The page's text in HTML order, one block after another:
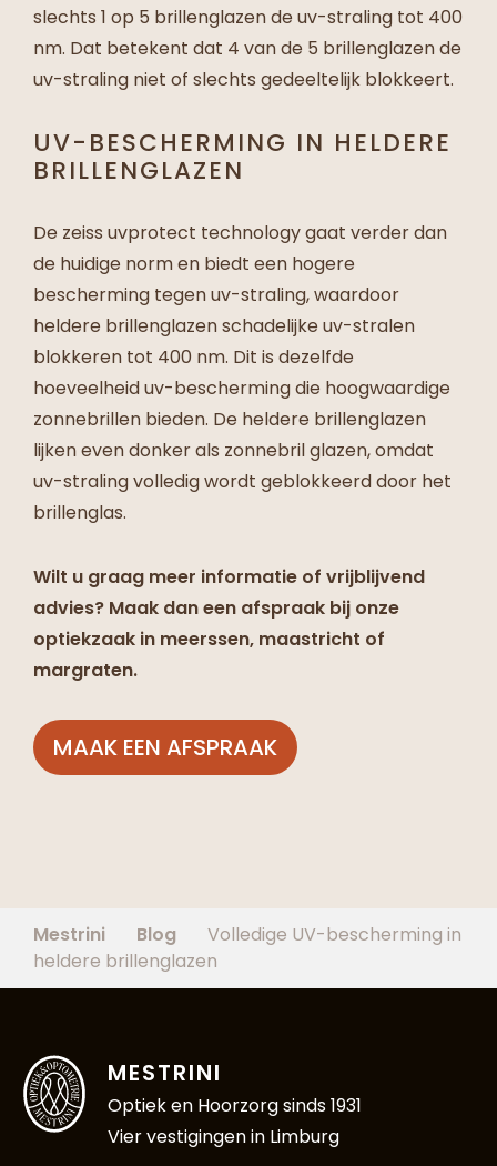
slechts 1 op 5 brillenglazen de uv-straling tot 400
nm. Dat betekent dat 4 van de 5 brillenglazen de
uv-straling niet of slechts gedeeltelijk blokkeert.
UV-BESCHERMING IN HELDERE
BRILLENGLAZEN
De zeiss uvprotect technologygaat verder dan
de huidige norm en biedt een hogere
bescherming tegen uv-straling, waardoor
heldere brillenglazen schadelijke uv-stralen
blokkeren tot 400 nm. Dit is dezelfde
hoeveelheid uv-bescherming die hoogwaardige
zonnebrillen bieden. De heldere brillenglazen
lijken even donker als zonnebril glazen, omdat
uv-straling volledig wordt geblokkeerd door het
brillenglas.
Wilt u graag meer informatie of vrijblijvend
advies? Maak dan een afspraak bij onze
optiekzaak in meerssen, maastricht of
margraten.
MAAK EEN AFSPRAAK
Mestrini Blog
Volledige UV-bescherming in
heldere brillenglazen
MESTRINI
Optiek en Hoorzorg sinds 1931
Vier vestigingen in Limburg